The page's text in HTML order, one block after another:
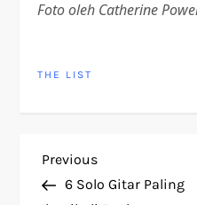
Foto oleh Catherine
THE LIST
P
Previous
Post
Previous
6 Solo Gitar Paling